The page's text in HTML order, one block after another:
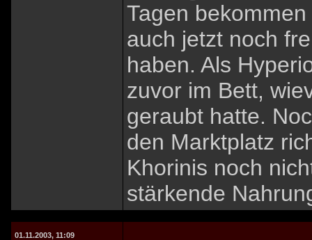
Tagen
auch jetzt noch
haben. Als
zuvor im Bett,
geraubt hatte.
den Marktplatz
Khorinis noch
stärkende
01.11.2003, 11:09